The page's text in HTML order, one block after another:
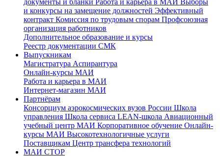
документы и бланки Работа и карьера в МАИ Выборы
и конкурсы на замещение должностей Эффективный
контракт Комиссия по трудовым спорам Профсоюзная
организация работников
Дополнительное образование и курсы
Реестр документации СМК
Выпускникам
Магистратура Аспирантура
Онлайн-курсы МАИ
Работа и карьера в МАИ
Интернет-магазин МАИ
Партнёрам
Консорциум аэрокосмических вузов России Школа
управления Школа сервиса LEAN-школа Авиационный
учебный центр МАИ Корпоративное обучение Онлайн-
курсы МАИ Высокотехнологичные услуги
Поставщикам Центр трансфера технологий
МАИ СТОР